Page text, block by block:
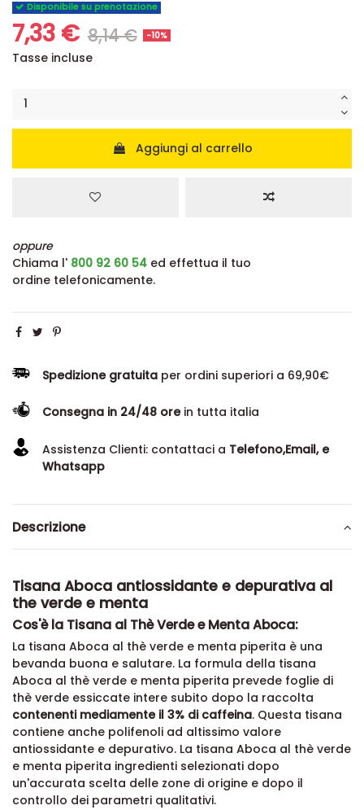
Disponibile su prenotazione
7,33 € 8,14 € -10%
Tasse incluse
Aggiungi al carrello
oppure
Chiama l' 800 92 60 54 ed effettua il tuo
ordine telefonicamente.
Spedizione gratuita per ordini superiori a 69,90€
Consegna in 24/48 orein tutta italia
Assistenza Clienti: contattaci a Telefono,Email, e
Whatsapp
Descrizione
Tisana Aboca antiossidante e depurativa al
the verde e menta
Cos'è la Tisana al Thè Verde e Menta Aboca:
La tisana Aboca al thè verde e menta piperita è una
bevanda buona e salutare. La formula della tisana
Aboca al thè verde e menta piperita prevede foglie di
thè verde essiccate intere subito dopo la raccolta
contenenti mediamente il 3% di caffeina. Questa tisana
contiene anche polifenoli ad altissimo valore
antiossidante e depurativo. La tisana Aboca al thè verde
e menta piperita ingredienti selezionati dopo
un'accurata scelta delle zone di origine e dopo il
controllo dei parametri qualitativi.